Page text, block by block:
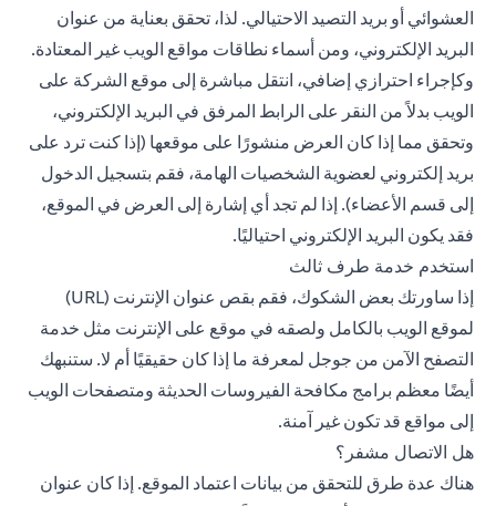
العشوائي أو بريد التصيد الاحتيالي. لذا، تحقق بعناية من عنوان
البريد الإلكتروني، ومن أسماء نطاقات مواقع الويب غير المعتادة.
وكإجراء احترازي إضافي، انتقل مباشرة إلى موقع الشركة على
الويب بدلاً من النقر على الرابط المرفق في البريد الإلكتروني،
وتحقق مما إذا كان العرض منشورًا على موقعها (إذا كنت ترد على
بريد إلكتروني لعضوية الشخصيات الهامة، فقم بتسجيل الدخول
إلى قسم الأعضاء). إذا لم تجد أي إشارة إلى العرض في الموقع،
فقد يكون البريد الإلكتروني احتياليًا.
استخدم خدمة طرف ثالث
إذا ساورتك بعض الشكوك، فقم بقص عنوان الإنترنت (URL)
لموقع الويب بالكامل ولصقه في موقع على الإنترنت مثل خدمة
التصفح الآمن من جوجل لمعرفة ما إذا كان حقيقيًا أم لا. ستنبهك
أيضًا معظم برامج مكافحة الفيروسات الحديثة ومتصفحات الويب
إلى مواقع قد تكون غير آمنة.
هل الاتصال مشفر؟
هناك عدة طرق للتحقق من بيانات اعتماد الموقع. إذا كان عنوان